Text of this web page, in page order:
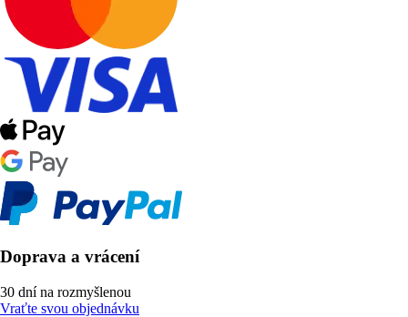
Doprava a vrácení
30 dní na rozmyšlenou
Vraťte svou objednávku